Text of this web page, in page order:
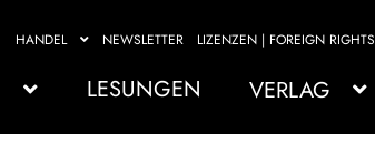
HANDEL NEWSLETTER LIZENZEN | FOREIGN RIGHTS
LESUNGEN VERLAG